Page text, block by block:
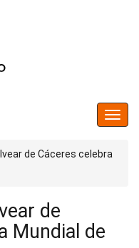
de Cáceres celebra
de
Mundial de